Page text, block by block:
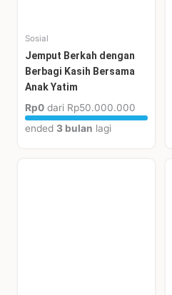
Sosial
Jemput Berkah dengan
Berbagi Kasih Bersama
Anak Yatim
Rp0 dari Rp50.000.000
ended 3 bulan lagi